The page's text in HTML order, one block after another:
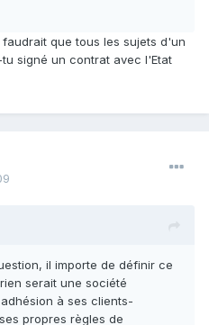
que tous les sujets d'un
signé un contrat avec l'Etat
il importe de définir ce
serait une société
à ses clients-
propres règles de